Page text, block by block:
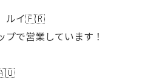
ルイ🇫🇷
で営業しています！